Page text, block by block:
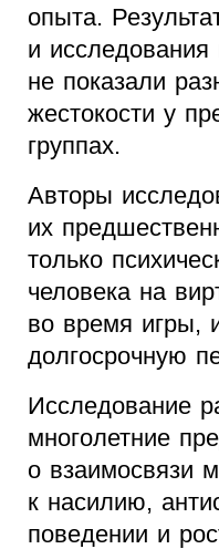
опыта.
и
не показали
жестокости у
группах.
Авторы
их
только
человека на
во время игры,
долгосрочную
Исследование
многолетние
о взаимосвязи
к насилию,
поведении и